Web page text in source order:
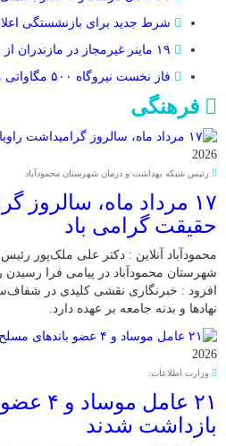
شرط جدید برای بازنشستگی
فاز نخست نیروگاه ۵۰۰ مگاواتی محمودآباد به‌زودی آغاز می‌شود
فرهنگی
2026
رئیس شبکه بهداشت و درمان شهرستان محمودآباد
۱۷ مرداد ماه، سالروز
حقیقت گرامی باد
محمودآباد آنلاین : دکتر علی ملک‌پور
شهرستان محمودآباد در پیامی فرا رسیدن
افزود : خبرنگاری نقشی کلیدی در
نهادها و بدنه جامعه بر عهده دارد.
2026
وزارت اطلاعات:
۲۱
بازداشت شدند